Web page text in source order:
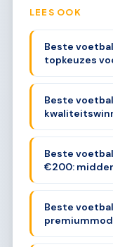
LEES OOK
Beste
topkeuzes
Beste
Beste
€200:
Beste